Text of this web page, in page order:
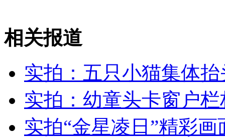
山西运城恶犬咬伤多人 警民合力深夜将其击毙
相关报道
实拍：五只小猫集体
实拍：幼童头卡窗户
实拍“金星凌日”精彩画